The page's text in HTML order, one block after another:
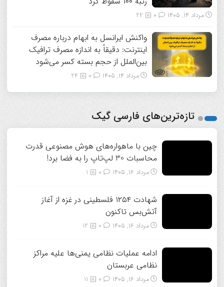
مرداد ۱۴, ۱۴۰۵ 22
واکنش ایرانسل به ابهام درباره مصرف
اینترنت: دقیقاً به اندازه مصرف ترافیک
بین‌الملل از حجم بسته کسر می‌شود
مرداد ۱۴, ۱۴۰۵ 24
تازه‌ترین‌های فارسی گیک
چین با ماهواره‌های هوش مصنوعی قدرت
محاسبات 30 لپ‌تاپ را به فضا برد!
مرداد ۱۶, ۱۴۰۵ 1
شهادت ۱۲۵۴ فلسطینی در غزه از آغاز
آتش‌بس تاکنون
مرداد ۱۶, ۱۴۰۵ 12
ادامه عملیات نظامی یمنی‌ها علیه مراکز
نظامی عربستان
مرداد ۱۶, ۱۴۰۵ 11